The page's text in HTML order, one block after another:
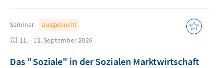
Seminar
ausgebucht
11. - 12. September 2026
Das "Soziale" in der Sozialen Marktwirtschaft